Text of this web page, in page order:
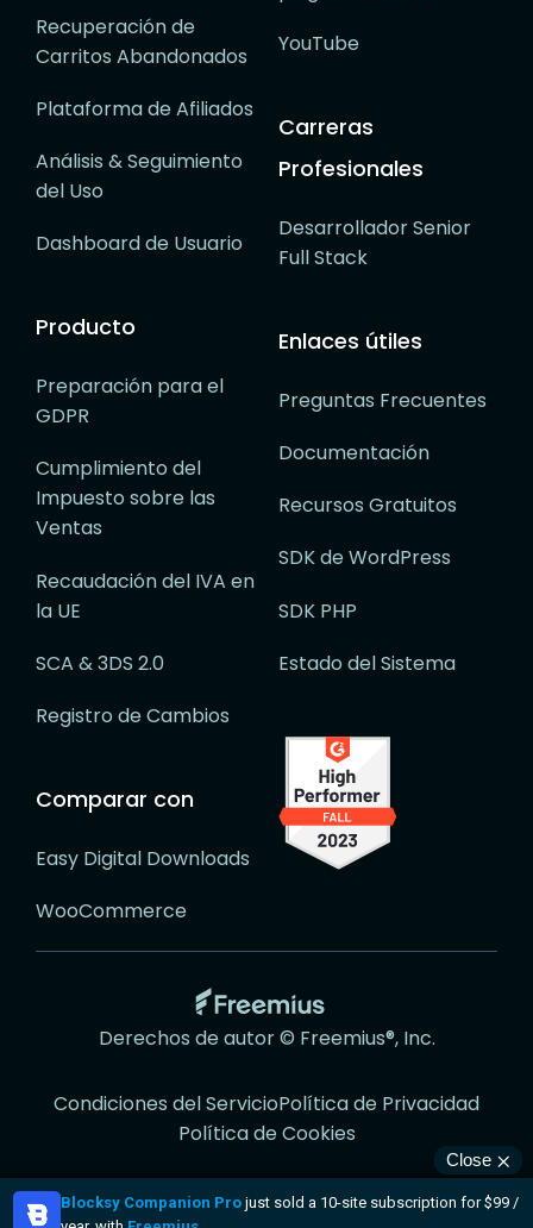
Recuperación de
Carritos Abandonados
Plataforma de Afiliados
Análisis & Seguimiento
del Uso
Dashboard de Usuario
Producto
Preparación para el
GDPR
Cumplimiento del
Impuesto sobre las
Ventas
Recaudación del IVA en
la UE
SCA & 3DS 2.0
Registro de Cambios
Comparar con
Easy Digital Downloads
WooCommerce
YouTube
Carreras
Profesionales
Desarrollador Senior
Full Stack
Enlaces útiles
Preguntas Frecuentes
Documentación
Recursos Gratuitos
SDK de WordPress
SDK PHP
Estado del Sistema
a
página
web
Freemius
Derechos de autor © Freemius®, Inc.
Condiciones del ServicioPolítica de Privacidad
Política de Cookies
Visítenos
Visítenos
Visítenos
Visítenos
Visítenos